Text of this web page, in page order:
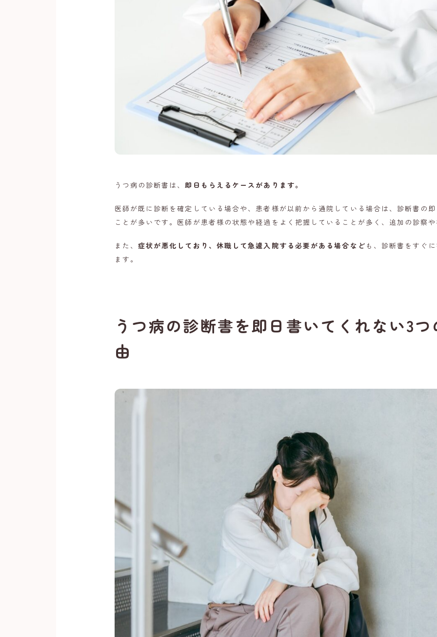
うつ病の診断書は、即日もらえるケースがあります。
医師が既に診断を確定している場合や、患者様が以前から通院している場合は、診断書の
ことが多いです。医師が患者様の状態や経過をよく把握していることが多く、追加の診察
また、 症状が悪化しており、休職して急遽入院する必要がある場合など も、診断書をすぐ
ます。
うつ病の診断書を即日書いてくれない3
由
24時間受付中
WEB予約
18歳未満の方へ